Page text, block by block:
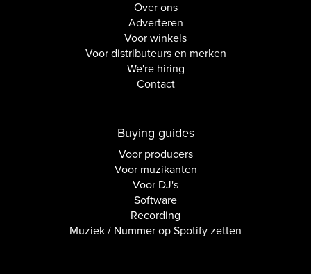
Over ons
Adverteren
Voor winkels
Voor distributeurs en merken
We're hiring
Contact
Buying guides
Voor producers
Voor muzikanten
Voor DJ's
Software
Recording
Muziek / Nummer op Spotify zetten